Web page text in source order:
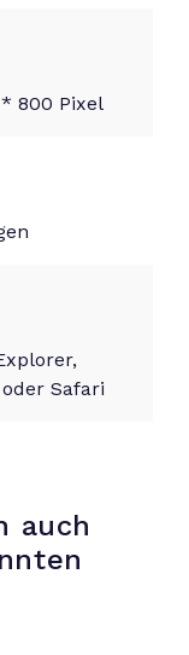
800 Pixel
Safari
auch